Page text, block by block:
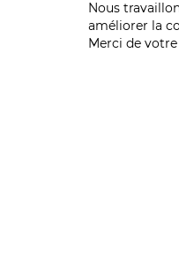
Nous
améliorer la
Merci de